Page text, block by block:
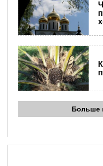
Больше